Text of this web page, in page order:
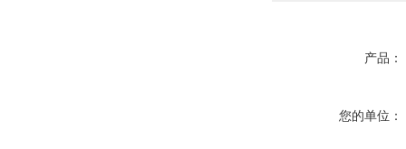
产品：
您的单位：